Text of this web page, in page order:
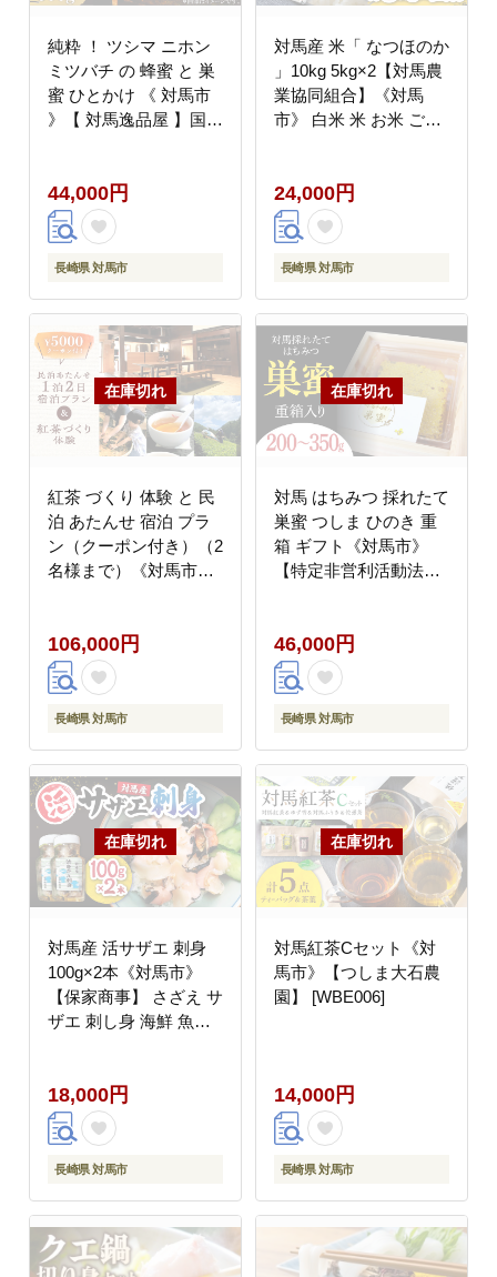
純粋 ！ ツシマ ニホン
ミツバチ の 蜂蜜 と 巣
蜜 ひとかけ 《 対馬市
》【 対馬逸品屋 】国産
44,000円
長崎県 対馬市
対馬産 米「 なつほのか
」10kg 5kg×2【対馬農
業協同組合】《対馬
市》 白米 米 お米 ご飯
無料 贈答用 [WBM001]
24,000円
長崎県 対馬市
紅茶 づくり 体験 と 民
泊 あたんせ 宿泊 プラ
ン（クーポン付き）（2
名様まで）《対馬市》
106,000円
長崎県 対馬市
対馬 はちみつ 採れたて
巣蜜 つしま ひのき 重
箱 ギフト《対馬市》
【特定非営利活動法人
崎 スイーツ [WAM014]
46,000円
長崎県 対馬市
対馬産 活サザエ 刺身
100g×2本《対馬市》
【保家商事】 さざえ サ
ザエ 刺し身 海鮮 魚貝
18,000円
長崎県 対馬市
対馬紅茶Cセット《対
馬市》【つしま大石農
園】 [WBE006]
14,000円
長崎県 対馬市